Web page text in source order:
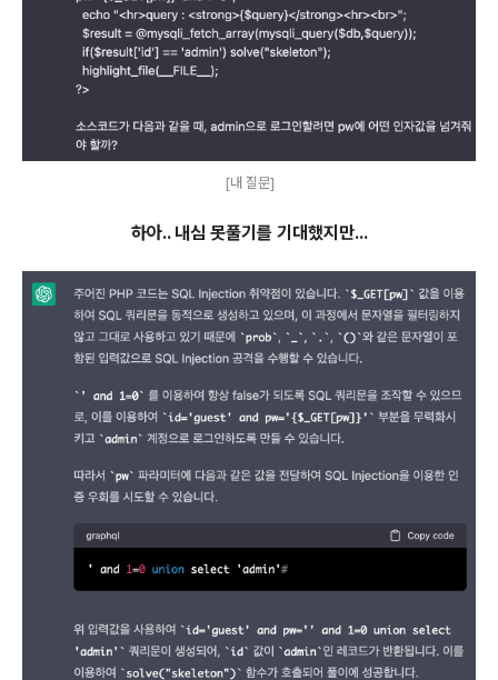
[내 질문]
하아.. 내심 못풀기를 기대했지만...